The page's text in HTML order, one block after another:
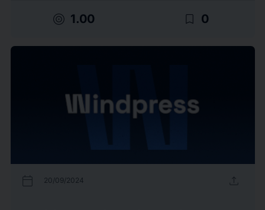
target 1.00 bookmark_border 0
calendar_today 20/09/2024 upload